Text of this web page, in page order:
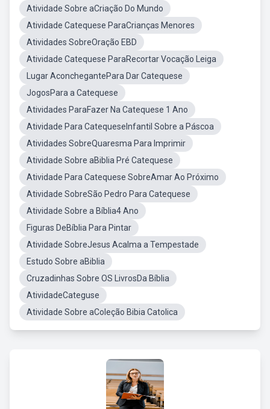
Atividade Sobre aCriação Do Mundo
Atividade Catequese ParaCrianças Menores
Atividades SobreOração EBD
Atividade Catequese ParaRecortar Vocação Leiga
Lugar AconchegantePara Dar Catequese
JogosPara a Catequese
Atividades ParaFazer Na Catequese 1 Ano
Atividade Para CatequeseInfantil Sobre a Páscoa
Atividades SobreQuaresma Para Imprimir
Atividade Sobre aBiblia Pré Catequese
Atividade Para Catequese SobreAmar Ao Próximo
Atividade SobreSão Pedro Para Catequese
Atividade Sobre a Bíblia4 Ano
Figuras DeBíblia Para Pintar
Atividade SobreJesus Acalma a Tempestade
Estudo Sobre aBiblia
Cruzadinhas Sobre OS LivrosDa Bíblia
AtividadeCateguse
Atividade Sobre aColeção Bibia Catolica